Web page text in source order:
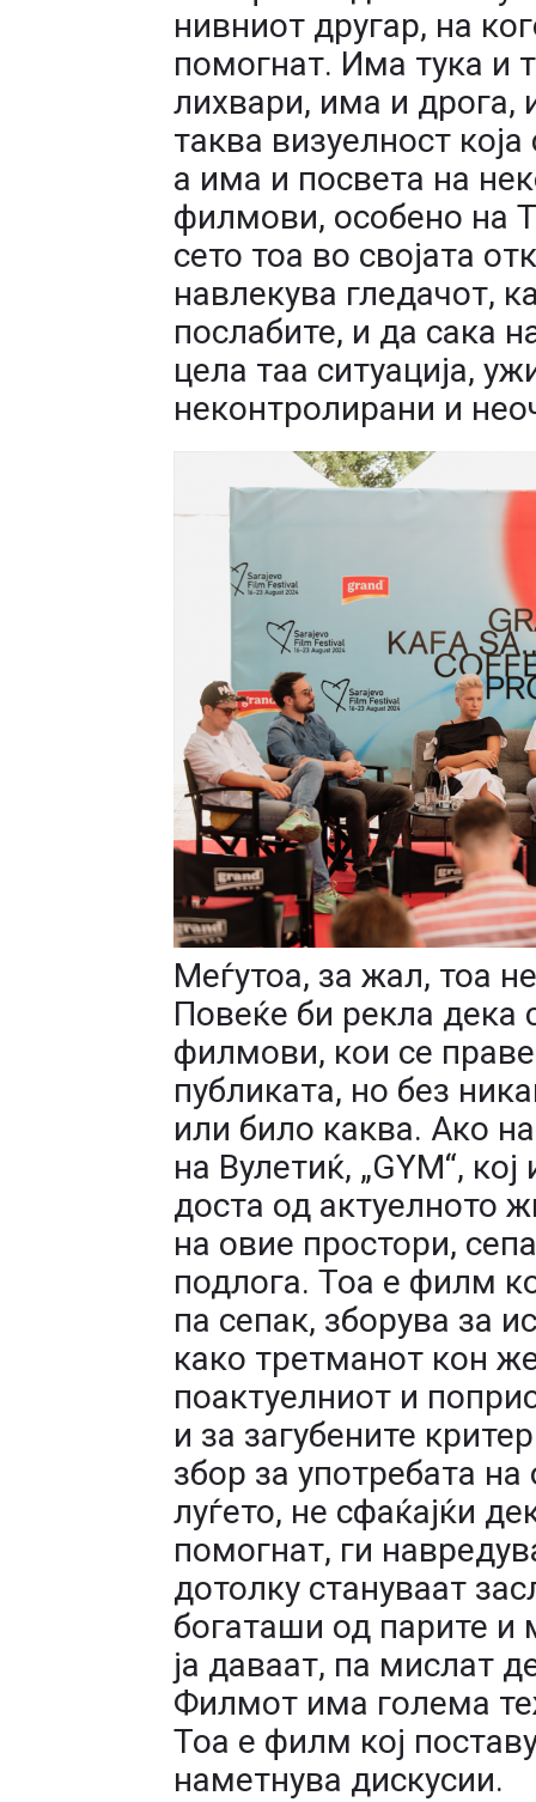
нивниот другар, на
помогнат. Има тука и
лихвари, има и дрога,
таква визуелност
а има и посвета на
филмови, особено на
сето тоа во својата
навлекува гледачот,
послабите, и да сака
цела таа ситуација,
неконтролирани и
Меѓутоа, за жал, тоа
Повеќе би рекла дека
филмови, кои се
публиката, но без
или било каква. Ако
на Вулетиќ, „GYM“,
доста од актуелното
на овие простори,
подлога. Тоа е филм
па сепак, зборува за
како третманот кон
поактуелниот и
и за загубените
збор за употребата
луѓето, не сфаќајќи
помогнат, ги
дотолку стануваат
богаташи од парите и
ја даваат, па мислат
Филмот има голема
Тоа е филм кој
наметнува дискусии.